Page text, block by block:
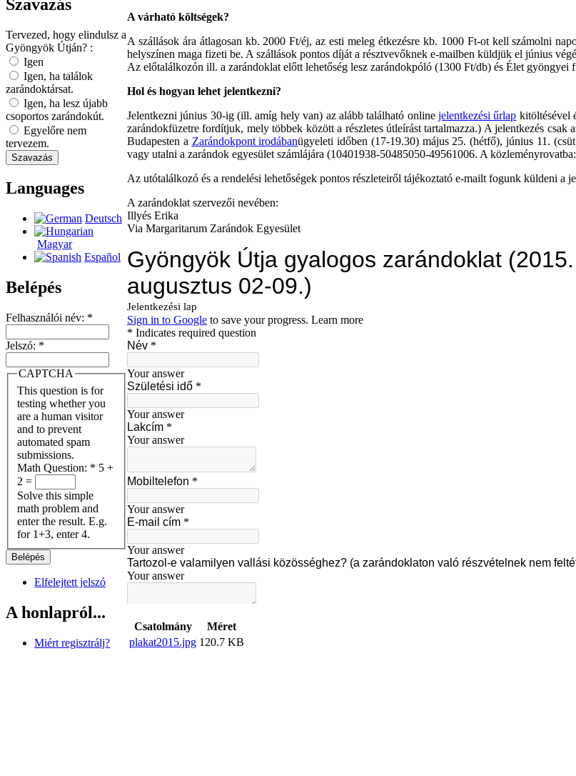
Szavazás
Tervezed, hogy elindulsz a
Gyöngyök Útján? :
Igen
Igen, ha találok
zarándoktársat.
Igen, ha lesz újabb
csoportos zarándokút.
Egyelőre nem
tervezem.
Languages
Deutsch
Magyar
Español
Belépés
Felhasználói név: *
Jelszó: *
CAPTCHA
This question is for
testing whether you
are a human visitor
and to prevent
automated spam
submissions.
Math Question: * 5 +
2 =
Solve this simple
math problem and
enter the result. E.g.
for 1+3, enter 4.
Elfelejtett jelszó
A honlapról...
Miért regisztrálj?
A várható költségek?
A szállások ára átlagosan kb. 2000 Ft/éj, az esti meleg étkezésre kb. 1000 Ft-ot kell számolni
helyszínen maga fizeti be. A szállások pontos díját a résztvevőknek e-mailben küldjük el június
Az előtalálkozón ill. a zarándoklat előtt lehetőség lesz zarándokpóló (1300 Ft/db) és Élet gyöngyei
Hol és hogyan lehet jelentkezni?
Jelentkezni június 30-ig (ill. amíg hely van) az alább található online jelentkezési űrlap kitöltésével
zarándokfüzetre fordítjuk, mely többek között a részletes útleírást tartalmazza.) A jelentkezés
Budapesten a Zarándokpont irodábanügyeleti időben (17-19.30) május 25. (hétfő), június 11.
vagy utalni a zarándok egyesület számlájára (10401938-50485050-49561006. A
Az utótalálkozó és a rendelési lehetőségek pontos részleteiről tájékoztató e-mailt fogunk küldeni a
A zarándoklat szervezői nevében:
Illyés Erika
Via Margaritarum Zarándok Egyesület
Csatolmány
Méret
plakat2015.jpg 120.7 KB